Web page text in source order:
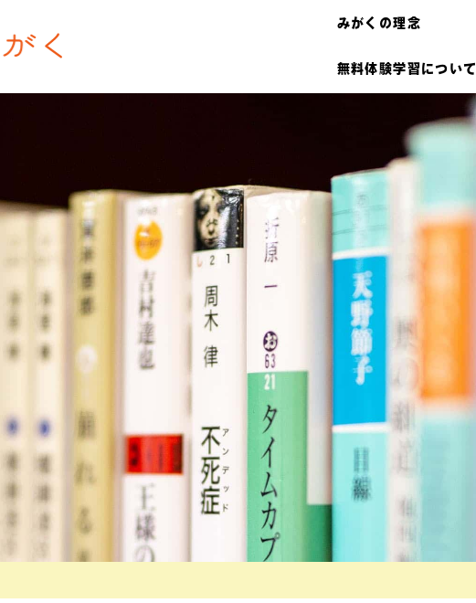
みがくの理念
無料体験学習について